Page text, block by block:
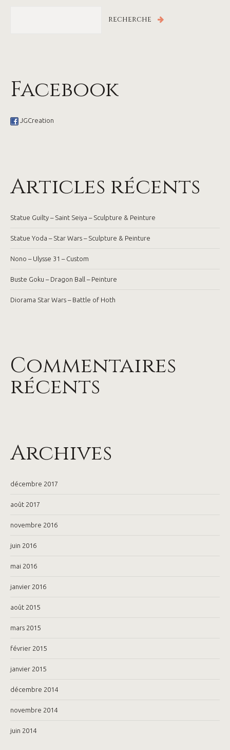
Facebook
JGCreation
Articles récents
Statue Guilty – Saint Seiya – Sculpture & Peinture
Statue Yoda – Star Wars – Sculpture & Peinture
Nono – Ulysse 31 – Custom
Buste Goku – Dragon Ball – Peinture
Diorama Star Wars – Battle of Hoth
Commentaires
récents
Archives
décembre 2017
août 2017
novembre 2016
juin 2016
mai 2016
janvier 2016
août 2015
mars 2015
février 2015
janvier 2015
décembre 2014
novembre 2014
juin 2014